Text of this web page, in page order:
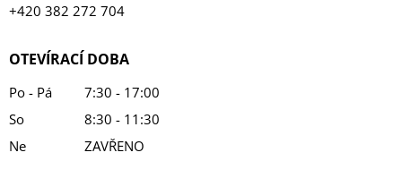
+420 382 272 704
OTEVÍRACÍ DOBA
Po - Pá
7:30 - 17:00
So
8:30 - 11:30
Ne
ZAVŘENO